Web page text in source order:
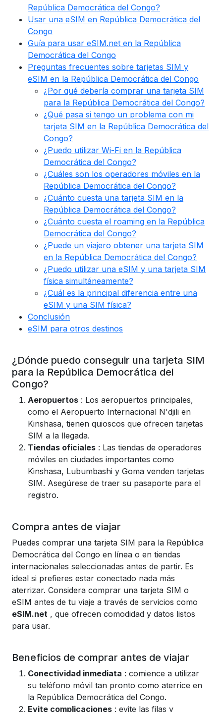
República Democrática del Congo?
Usar una eSIM en República Democrática del
Congo
Guía para usar eSIM.net en la República
Democrática del Congo
Preguntas frecuentes sobre tarjetas SIM y
eSIM en la República Democrática del Congo
¿Por qué debería comprar una tarjeta SIM
para la República Democrática del Congo?
¿Qué pasa si tengo un problema con mi
tarjeta SIM en la República Democrática del
Congo?
¿Puedo utilizar Wi-Fi en la República
Democrática del Congo?
¿Cuáles son los operadores móviles en la
República Democrática del Congo?
¿Cuánto cuesta una tarjeta SIM en la
República Democrática del Congo?
¿Cuánto cuesta el roaming en la República
Democrática del Congo?
¿Puede un viajero obtener una tarjeta SIM
en la República Democrática del Congo?
¿Puedo utilizar una eSIM y una tarjeta SIM
física simultáneamente?
¿Cuál es la principal diferencia entre una
eSIM y una SIM física?
Conclusión
eSIM para otros destinos
¿Dónde puedo conseguir una tarjeta SIM
para la República Democrática del
Congo?
Aeropuertos : Los aeropuertos principales,
como el Aeropuerto Internacional N'djili en
Kinshasa, tienen quioscos que ofrecen tarjetas
SIM a la llegada.
Tiendas oficiales : Las tiendas de operadores
móviles en ciudades importantes como
Kinshasa, Lubumbashi y Goma venden tarjetas
SIM. Asegúrese de traer su pasaporte para el
registro.
Compra antes de viajar
Puedes comprar una tarjeta SIM para la República
Democrática del Congo en línea o en tiendas
internacionales seleccionadas antes de partir. Es
ideal si prefieres estar conectado nada más
aterrizar. Considera comprar una tarjeta SIM o
eSIM antes de tu viaje a través de servicios como
eSIM.net , que ofrecen comodidad y datos listos
para usar.
Beneficios de comprar antes de viajar
Conectividad inmediata : comience a utilizar
su teléfono móvil tan pronto como aterrice en
la República Democrática del Congo.
Evite complicaciones : evite las filas y